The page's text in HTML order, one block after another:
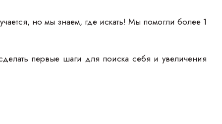
но мы знаем, где искать! Мы помогли более 1
первые шаги для поиска себя и увеличения